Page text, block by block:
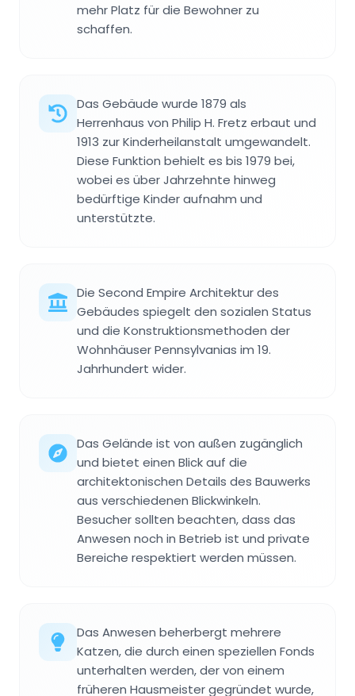
mehr Platz für die Bewohner zu
schaffen.
Das Gebäude wurde 1879 als
Herrenhaus von Philip H. Fretz erbaut und
1913 zur Kinderheilanstalt umgewandelt.
Diese Funktion behielt es bis 1979 bei,
wobei es über Jahrzehnte hinweg
bedürftige Kinder aufnahm und
unterstützte.
Die Second Empire Architektur des
Gebäudes spiegelt den sozialen Status
und die Konstruktionsmethoden der
Wohnhäuser Pennsylvanias im 19.
Jahrhundert wider.
Das Gelände ist von außen zugänglich
und bietet einen Blick auf die
architektonischen Details des Bauwerks
aus verschiedenen Blickwinkeln.
Besucher sollten beachten, dass das
Anwesen noch in Betrieb ist und private
Bereiche respektiert werden müssen.
Das Anwesen beherbergt mehrere
Katzen, die durch einen speziellen Fonds
unterhalten werden, der von einem
früheren Hausmeister gegründet wurde,